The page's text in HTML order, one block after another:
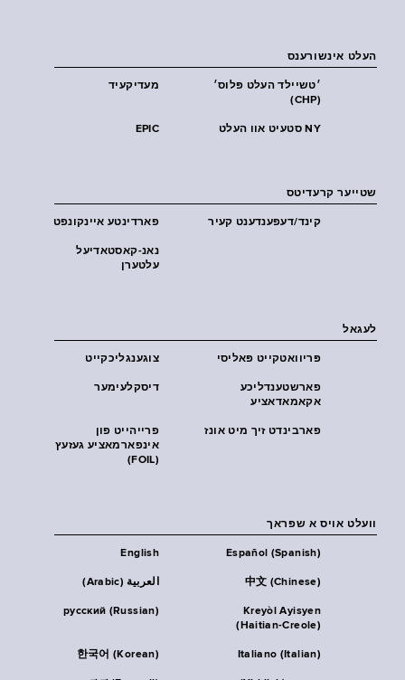
העלט אינשורענס
מעדיקעיד
׳טשיילד העלט פּלוס׳
(CHP)
EPIC NY סטעיט אוו העלט
שטייער קרעדיטס
פארדינטע איינקונפט קינד/דעפענדענט קעיר
נאנ-קאסטאדיעל
עלטערן
לעגאל
צוגענגליכקייט פּריוואטקייט פּאליסי
דיסקלעימער
פארשטענדליכע
אקאמאדאציע
פרייהייט פון
אינפארמאציע געזעץ
(FOIL)
פארבינדט זיך מיט אונז
וועלט אויס א שפראך
English Español (Spanish)
العربية (Arabic) 中文 (Chinese)
русский (Russian)
Kreyòl Ayisyen
(Haitian-Creole)
한국어 (Korean) Italiano (Italian)